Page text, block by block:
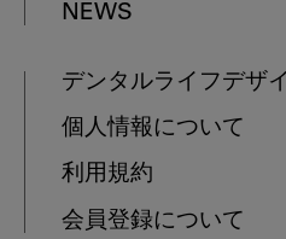
NEWS
デンタルライフデザ
個人情報について
利用規約
会員登録について